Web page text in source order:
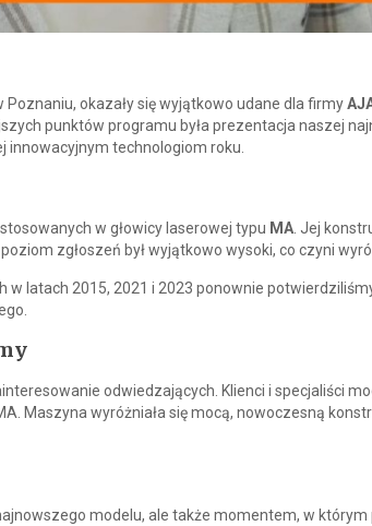
Poznaniu, okazały się wyjątkowo udane dla firmy
punktów programu była prezentacja naszej
innowacyjnym technologiom roku.
w głowicy laserowej typu MA. Jej
zgłoszeń był wyjątkowo wysoki, co czyni
w latach 2015, 2021 i 2023 ponownie
odwiedzających. Klienci i specjaliści
Maszyna wyróżniała się mocą, nowoczesną
modelu, ale także momentem, w